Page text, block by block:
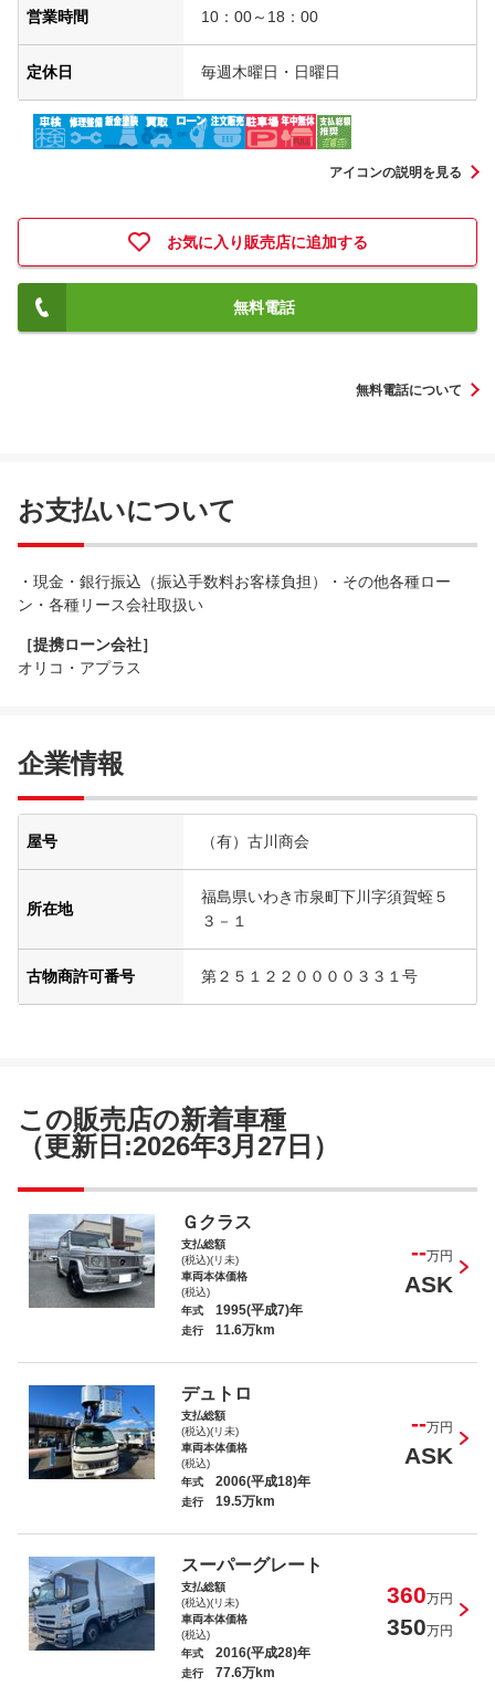
営業時間 10：00～18：00
定休日 毎週木曜日・日曜日
アイコンの説明を見る
お気に入り販売店に追加する
無料電話
無料電話について
お支払いについて
・現金・銀行振込（振込手数料お客様負担）・その他各種ロー
ン・各種リース会社取扱い
［提携ローン会社］
オリコ・アプラス
企業情報
屋号 （有）古川商会
所在地
福島県いわき市泉町下川字須賀蛭５
３－１
古物商許可番号 第２５１２２００００３３１号
この販売店の新着車種
（更新日:2026年3月27日）
Ｇクラス
支払総額
(税込)(リ未)
--万円
車両本体価格
(税込)
ASK
年式 1995(平成7)年
走行 11.6万km
デュトロ
支払総額
(税込)(リ未)
--万円
車両本体価格
(税込)
ASK
年式 2006(平成18)年
走行 19.5万km
スーパーグレート
支払総額
(税込)(リ未)
360万円
車両本体価格
(税込)
350万円
年式 2016(平成28)年
走行 77.6万km